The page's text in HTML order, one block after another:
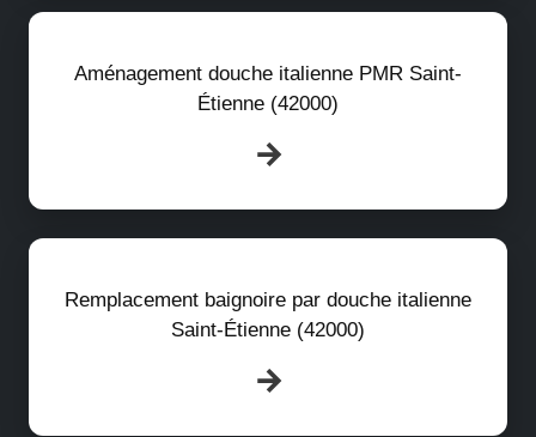
Aménagement douche italienne PMR Saint-
Étienne (42000)
Remplacement baignoire par douche italienne
Saint-Étienne (42000)